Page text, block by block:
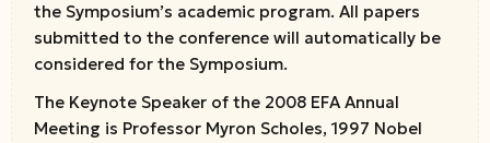
the Symposium’s academic program. All papers
submitted to the conference will automatically be
considered for the Symposium.
The Keynote Speaker of the 2008 EFA Annual
Meeting is Professor Myron Scholes, 1997 Nobel